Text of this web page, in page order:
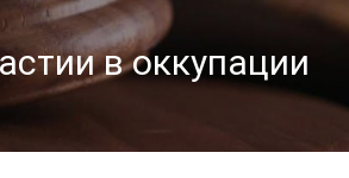
в оккупации